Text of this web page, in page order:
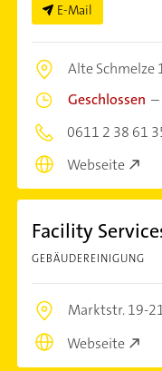
E-Mail
Alte Schmelze
Geschlossen –
0611 2 38 61
Webseite
Facility
GEBÄUDEREINIGUNG
Marktstr. 19-
Webseite